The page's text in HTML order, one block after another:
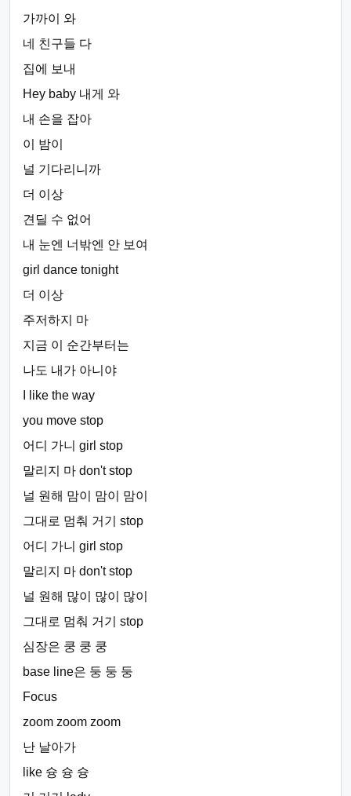
가까이 와
네 친구들 다
집에 보내
Hey baby 내게 와
내 손을 잡아
이 밤이
널 기다리니까
더 이상
견딜 수 없어
내 눈엔 너밖엔 안 보여
girl dance tonight
더 이상
주저하지 마
지금 이 순간부터는
나도 내가 아니야
I like the way
you move stop
어디 가니 girl stop
말리지 마 don't stop
널 원해 맘이 맘이 맘이
그대로 멈춰 거기 stop
어디 가니 girl stop
말리지 마 don't stop
널 원해 많이 많이 많이
그대로 멈춰 거기 stop
심장은 쿵 쿵 쿵
base line은 둥 둥 둥
Focus
zoom zoom zoom
난 날아가
like 슝 슝 슝